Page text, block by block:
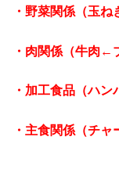
・野菜関係（玉ね
・肉関係（牛肉←
・加工食品（ハン
・主食関係（チャ